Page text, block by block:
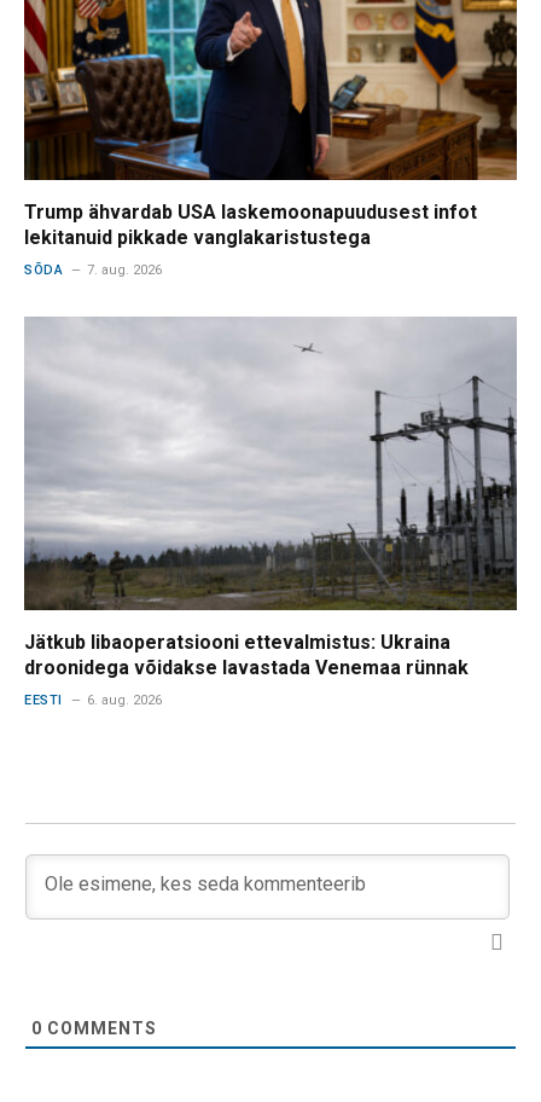
Trump ähvardab USA laskemoonapuudusest infot
lekitanuid pikkade vanglakaristustega
SÕDA 7. aug. 2026
Jätkub libaoperatsiooni ettevalmistus: Ukraina
droonidega võidakse lavastada Venemaa rünnak
EESTI 6. aug. 2026
0 COMMENTS